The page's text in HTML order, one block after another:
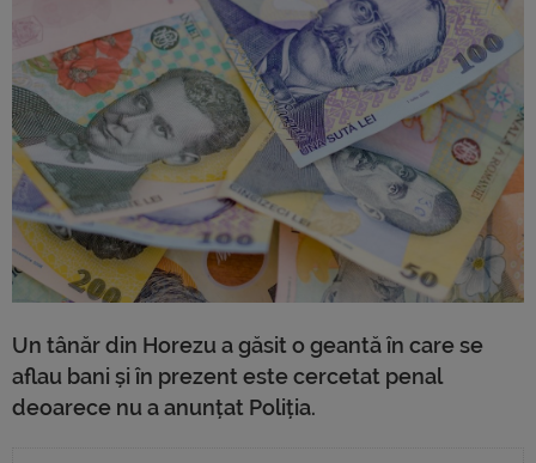
Un tânăr din Horezu a găsit o geantă în care se
aflau bani și în prezent este cercetat penal
deoarece nu a anunțat Poliția.